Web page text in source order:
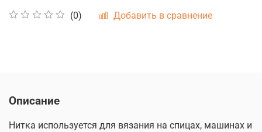
(0) Добавить в сравнение
Описание
Нитка используется для вязания на спицах, машинах и